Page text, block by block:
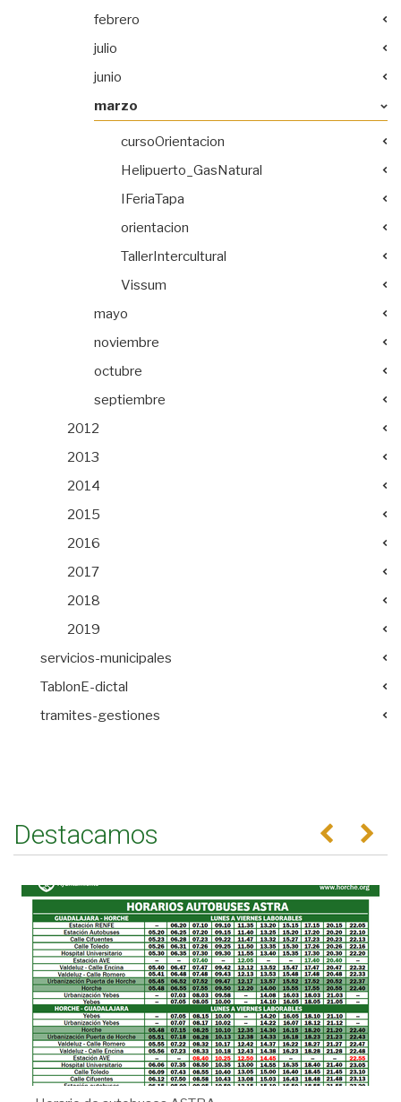
febrero
julio
junio
marzo
cursoOrientacion
Helipuerto_GasNatural
IFeriaTapa
orientacion
TallerIntercultural
Vissum
mayo
noviembre
octubre
septiembre
2012
2013
2014
2015
2016
2017
2018
2019
servicios-municipales
TablonE-dictal
tramites-gestiones
Destacamos Anterior